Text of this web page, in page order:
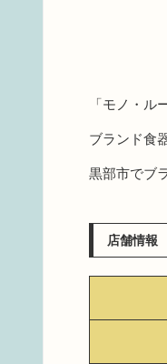
「モノ・
ブランド食
黒部市でブ
店舗情報